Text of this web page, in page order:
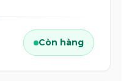
Còn hàng